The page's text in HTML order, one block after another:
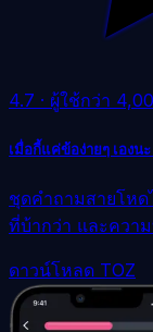
4.7 · ผู้ใช้กว่า
เมื่อกี้แค่ข้อง่ายๆ เองนะ
ชุดคำถามสายโห
ที่บ้ากว่า และควา
ดาวน์โหลด TOZ